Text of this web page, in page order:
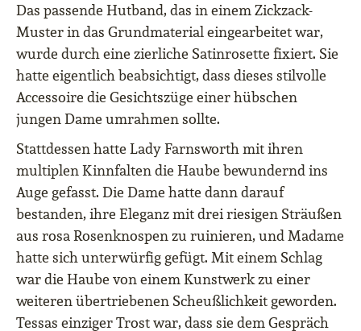
Das passende Hutband, das in einem Zickzack-
Muster in das Grundmaterial eingearbeitet war,
wurde durch eine zierliche Satinrosette fixiert. Sie
hatte eigentlich beabsichtigt, dass dieses stilvolle
Accessoire die Gesichtszüge einer hübschen
jungen Dame umrahmen sollte.
Stattdessen hatte Lady Farnsworth mit ihren
multiplen Kinnfalten die Haube bewundernd ins
Auge gefasst. Die Dame hatte dann darauf
bestanden, ihre Eleganz mit drei riesigen Sträußen
aus rosa Rosenknospen zu ruinieren, und Madame
hatte sich unterwürfig gefügt. Mit einem Schlag
war die Haube von einem Kunstwerk zu einer
weiteren übertriebenen Scheußlichkeit geworden.
Tessas einziger Trost war, dass sie dem Gespräch